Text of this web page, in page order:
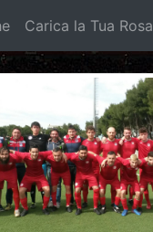
Carica la Tua Rosa